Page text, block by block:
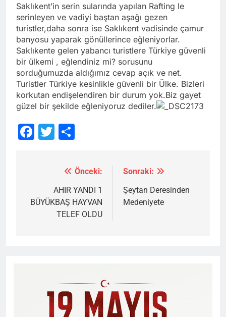
Saklıkent’in serin sularında yapılan Rafting le
serinleyen ve vadiyi baştan aşağı gezen
turistler,daha sonra ise Saklıkent vadisinde çamur
banyosu yaparak gönüllerince eğleniyorlar.
Saklıkente gelen yabancı turistlere Türkiye güvenli
bir ülkemi , eğlendiniz mi? sorusunu
sorduğumuzda aldığımız cevap açık ve net.
Turistler Türkiye kesinlikle güvenli bir Ülke. Bizleri
korkutan endişelendiren bir durum yok.Biz gayet
güzel bir şekilde eğleniyoruz dediler.
Facebook
Twitter
gezinmesi
Önceki:
AHIR YANDI 1
BÜYÜKBAŞ HAYVAN
TELEF OLDU
Sonraki:
Şeytan Deresinden
Medeniyete